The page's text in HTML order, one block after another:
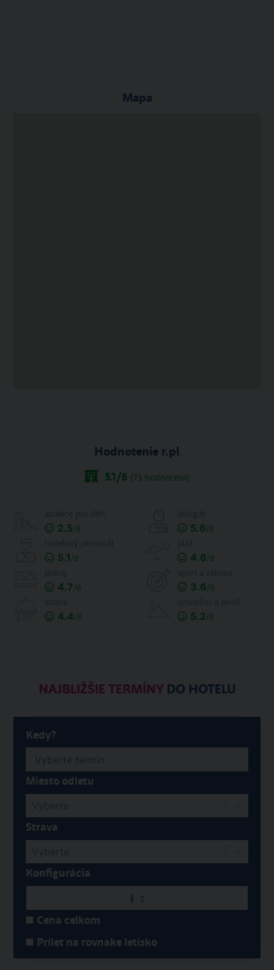
Mapa
Hodnotenie r.pl
5.1/6 (73 hodnocení)
2.5/6 5.6/6
5.1 /6 4.6/6
4.7/6 3.6/6
4.4/6 5.3/6
NAJBLIŽŠIE TERMÍNYDO HOTELU
Kedy?
Miesto odletu
Strava
Konfigurácia
Cena celkom
Prílet na rovnake letisko